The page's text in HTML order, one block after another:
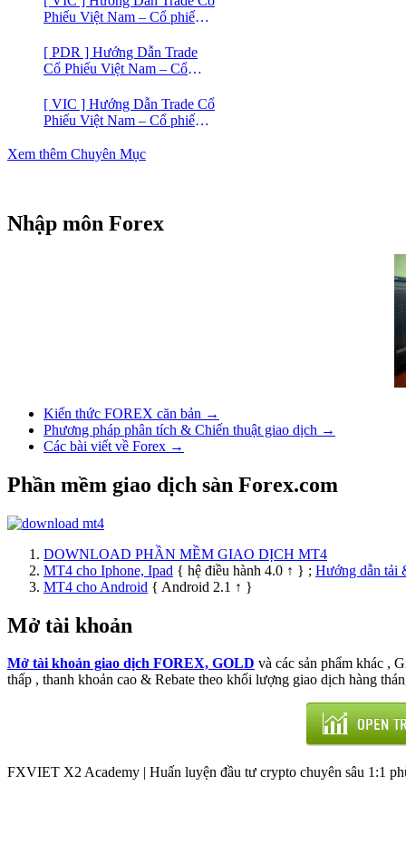
Phiếu Việt Nam – Cổ phiếu
[ PDR ] Hướng Dẫn Trade
Cổ Phiếu Việt Nam – Cổ
[ VIC ] Hướng Dẫn Trade Cổ
Phiếu Việt Nam – Cổ phiếu
Xem thêm Chuyên Mục
Nhập môn Forex
Kiến thức FOREX căn bản →
Phương pháp phân tích & Chiến thuật giao dịch →
Các bài viết về Forex →
Phần mềm giao dịch sàn Forex.com
DOWNLOAD PHẦN MỀM GIAO DỊCH MT4
MT4 cho Iphone, Ipad { hệ điều hành 4.0 ↑ } ; Hướng dẫn tải
MT4 cho Android { Android 2.1 ↑ }
Mở tài khoản
Mở tài khoản giao dịch FOREX, GOLD và các sản phẩm khác ,
thấp , thanh khoản cao & Rebate theo khối lượng giao dịch hàng
FXVIET X2 Academy | Huấn luyện đầu tư crypto chuyên sâu 1:1